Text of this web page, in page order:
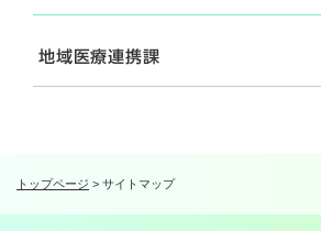
トップページ > サイトマップ
地域医療連携課